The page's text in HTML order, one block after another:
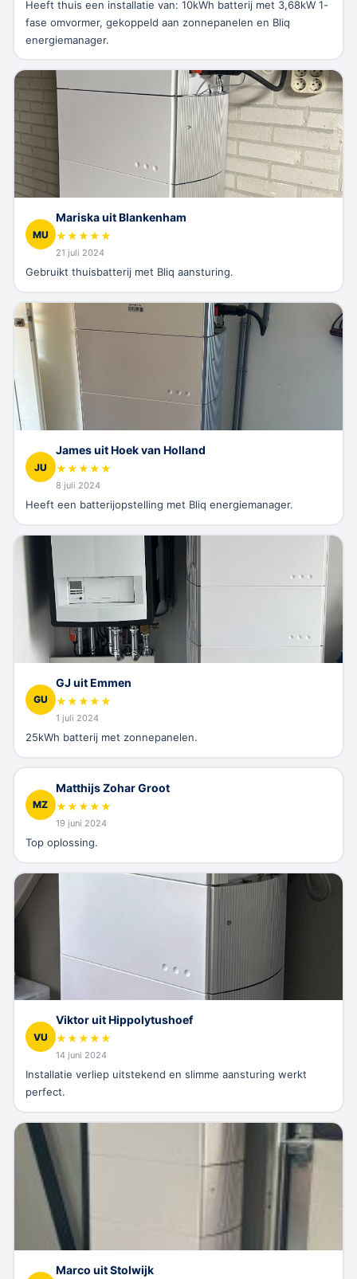
Heeft thuis een installatie van: 10kWh batterij met 3,68kW 1-
fase omvormer, gekoppeld aan zonnepanelen en Bliq
energiemanager.
MU
Mariska uit Blankenham
★★★★★
21 juli 2024
Gebruikt thuisbatterij met Bliq aansturing.
JU
James uit Hoek van Holland
★★★★★
8 juli 2024
Heeft een batterijopstelling met Bliq energiemanager.
GU
GJ uit Emmen
★★★★★
1 juli 2024
25kWh batterij met zonnepanelen.
MZ
Matthijs Zohar Groot
★★★★★
19 juni 2024
Top oplossing.
VU
Viktor uit Hippolytushoef
★★★★★
14 juni 2024
Installatie verliep uitstekend en slimme aansturing werkt
perfect.
Marco uit Stolwijk